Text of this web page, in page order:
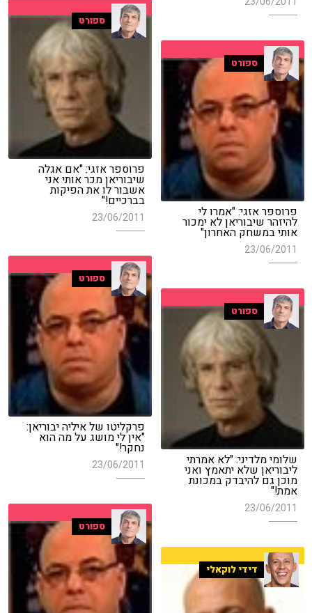
ספורט
פרוספר אזגי: "אם אגלה
שיבוריאן מכר אותי אני
אשבור לו את הפיקות
בברכיים!"
23/06/2011
ספורט
פרוספר אזגי: "אמרו לי
להיזהר שיבוריאן לא ימכור
אותי במשחק האחרון"
23/06/2011
ספורט
פרקליטו של איליה יבוריאן:
"אין לי מושג על מה הוא
נחקר!"
23/06/2011
ספורט
שלומי מלדיני: "לא אמרתי
ליבוריאן שלא יתאמץ ואני
מוכן גם להיבדק במכונת
אמת!"
23/06/2011
ספורט
דידי לוקאלי